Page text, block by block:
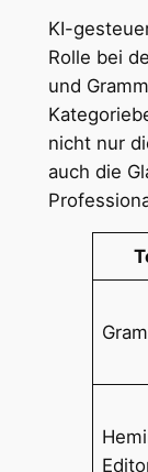
KI-
Rolle bei
und
nicht nur
auch die